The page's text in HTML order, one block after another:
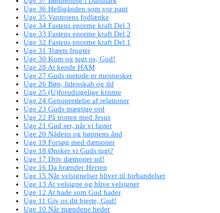
Uge 36 Helligånden som vor pant
Uge 35 Vantroens fodlænke
Uge 34 Fastens enorme kraft Del 3
Uge 33 Fastens enorme kraft Del 2
Uge 32 Fastens enorme kraft Del 1
Uge 31 Træets frugter
Uge 30 Kom og tugt os, Gud!
Uge 28 At kende HAM
Uge 27 Guds metode er mennesker
Uge 26 Bøn, lidenskab og ild
Uge 25 (U)forudsigelige kristne
Uge 24 Genoprettelse af relationer
Uge 23 Guds mægtige ord
Uge 22 På tronen med Jesus
Uge 21 Gud ser, når vi faster
Uge 20 Nådens og bønnens ånd
Uge 19 Forsøg med dæmoner
Uge 18 Ønsker vi Guds tugt?
Uge 17 Driv dæmoner ud!
Uge 16 Da brænder Herren
Uge 15 Når velsignelser bliver til forbandelser
Uge 13 At velsigne og blive velsignet
Uge 12 At hade som Gud hader
Uge 11 Giv os dit hjerte, Gud!
Uge 10 Når mændene beder